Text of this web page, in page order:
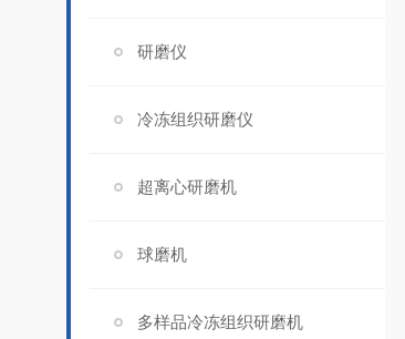
研磨仪
冷冻组织研磨仪
超离心研磨机
球磨机
多样品冷冻组织研磨机